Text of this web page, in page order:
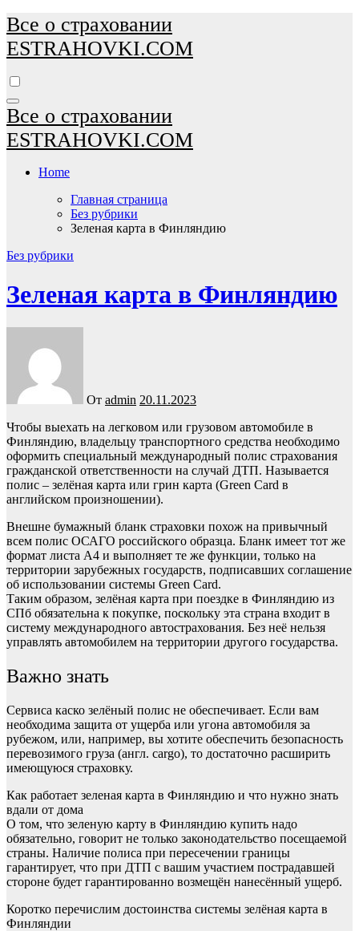
Перейти
к
содержимому
Все о страховании
ESTRAHOVKI.COM
Все о страховании
ESTRAHOVKI.COM
Home
Главная страница
Без рубрики
Зеленая карта в Финляндию
Без рубрики
Зеленая карта в Финляндию
От admin 20.11.2023
Чтобы выехать на легковом или грузовом автомобиле в
Финляндию, владельцу транспортного средства необходимо
оформить специальный международный полис страхования
гражданской ответственности на случай ДТП. Называется
полис – зелёная карта или грин карта (Green Card в
английском произношении).
Внешне бумажный бланк страховки похож на привычный
всем полис ОСАГО российского образца. Бланк имеет тот же
формат листа А4 и выполняет те же функции, только на
территории зарубежных государств, подписавших соглашение
об использовании системы Green Card.
Таким образом, зелёная карта при поездке в Финляндию из
СПб обязательна к покупке, поскольку эта страна входит в
систему международного автострахования. Без неё нельзя
управлять автомобилем на территории другого государства.
Важно знать
Сервиса каско зелёный полис не обеспечивает. Если вам
необходима защита от ущерба или угона автомобиля за
рубежом, или, например, вы хотите обеспечить безопасность
перевозимого груза (англ. cargo), то достаточно расширить
имеющуюся страховку.
Как работает зеленая карта в Финляндию и что нужно знать
вдали от дома
О том, что зеленую карту в Финляндию купить надо
обязательно, говорит не только законодательство посещаемой
страны. Наличие полиса при пересечении границы
гарантирует, что при ДТП с вашим участием пострадавшей
стороне будет гарантированно возмещён нанесённый ущерб.
Коротко перечислим достоинства системы зелёная карта в
Финляндии